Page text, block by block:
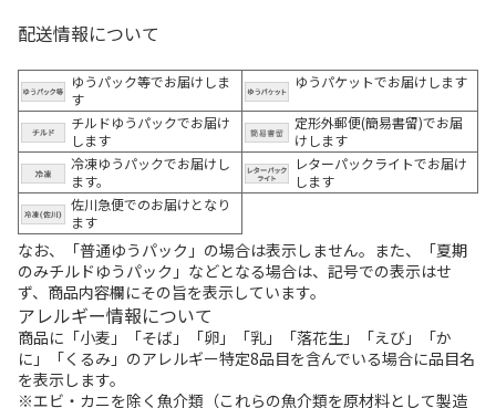
配送情報について
ゆうパック等でお届けしま
す
ゆうパケットでお届けします
チルドゆうパックでお届け
します
定形外郵便(簡易書留)でお届
けします
冷凍ゆうパックでお届けし
ます。
レターパックライトでお届け
します
佐川急便でのお届けとなり
ます
なお、「普通ゆうパック」の場合は表示しません。また、「夏期
のみチルドゆうパック」などとなる場合は、記号での表示はせ
ず、商品内容欄にその旨を表示しています。
アレルギー情報について
商品に「小麦」「そば」「卵」「乳」「落花生」「えび」「か
に」「くるみ」のアレルギー特定8品目を含んでいる場合に品目名
を表示します。
※エビ・カニを除く魚介類（これらの魚介類を原材料として製造